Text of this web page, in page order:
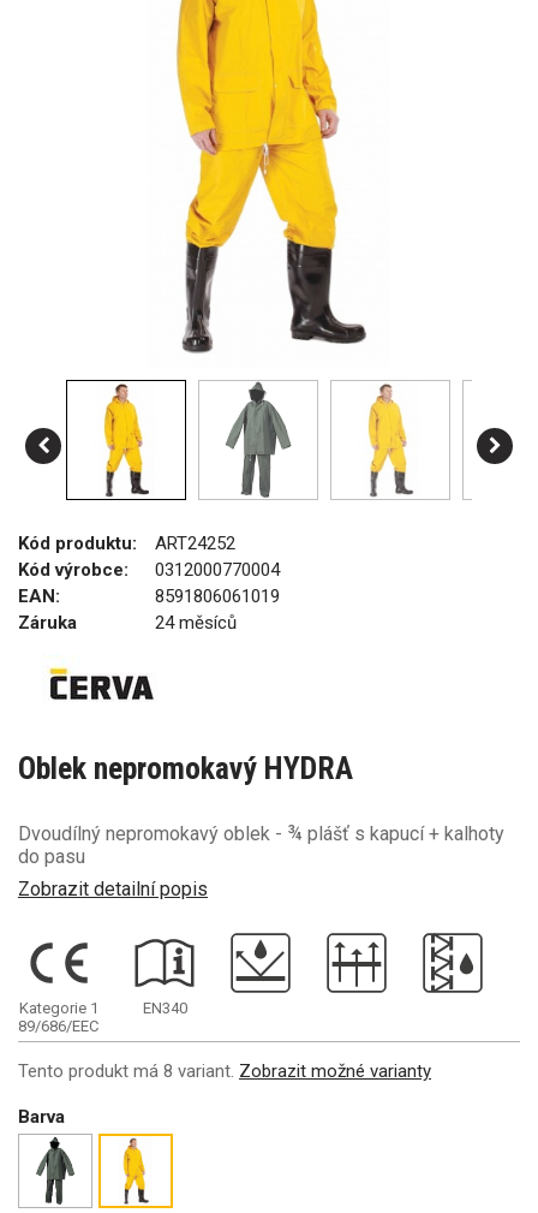
Kód produktu:
ART24252
Kód výrobce:
0312000770004
EAN:
8591806061019
Záruka
24 měsíců
Oblek nepromokavý HYDRA
Dvoudílný nepromokavý oblek - ¾ plášť s kapucí + kalhoty
do pasu
Zobrazit detailní popis
Kategorie 1
89/686/EEC
EN340
Tento produkt má 8 variant. Zobrazit možné varianty
Barva